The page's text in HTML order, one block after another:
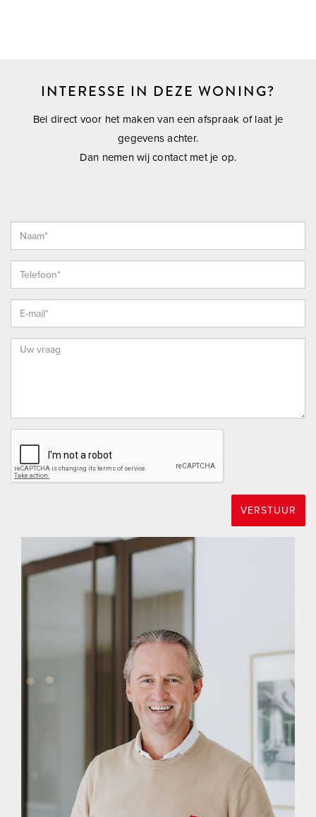
INTERESSE IN DEZE WONING?
Bel direct voor het maken van een afspraak of laat je
gegevens achter.
Dan nemen wij contact met je op.
VERSTUUR